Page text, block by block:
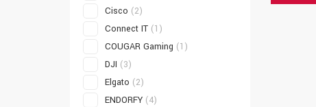
Cisco (2)
Connect IT (1)
COUGAR Gaming (1)
DJI (3)
Elgato (2)
ENDORFY (4)